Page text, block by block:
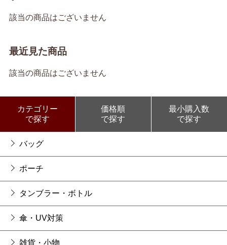
該当の商品はございません
最近見た商品
該当の商品はございません
カテゴリー
で探す
価格順
で探す
最小購入数
で探す
バッグ
ポーチ
タンブラー・ボトル
傘・UV対策
雑貨・小物